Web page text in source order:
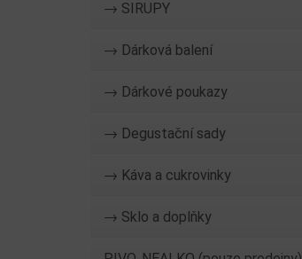
→ SIRUPY
→ Dárková balení
→ Dárkové poukazy
→ Degustační sady
→ Káva a cukrovinky
→ Sklo a doplňky